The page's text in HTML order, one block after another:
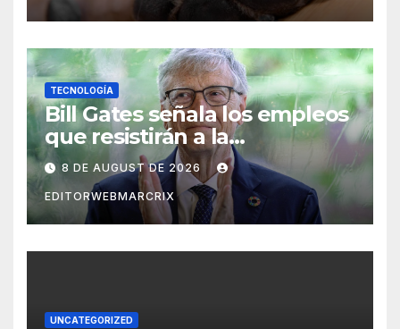
TECNOLOGÍA
Bill Gates señala los empleos
que resistirán a la
inteligencia artificial
8 DE AUGUST DE 2026
EDITORWEBMARCRIX
UNCATEGORIZED